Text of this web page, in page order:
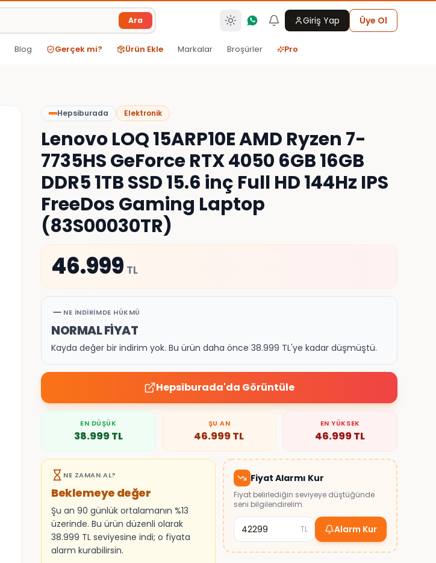
Ara Giriş Yap Üye Ol
Blog Gerçek mi? Ürün Ekle Markalar Broşürler Pro
Hepsiburada Elektronik
Lenovo LOQ 15ARP10E AMD Ryzen 7-
7735HS GeForce RTX 4050 6GB 16GB
DDR5 1TB SSD 15.6 inç Full HD 144Hz IPS
FreeDos Gaming Laptop
(83S00030TR)
46.999 TL
NE İNDIRIMDE HÜKMÜ
NORMAL FİYAT
Kayda değer bir indirim yok. Bu ürün daha önce 38.999 TL'ye kadar düşmüştü.
Hepsiburada'da Görüntüle
EN DÜŞÜK
38.999TL
ŞU AN
46.999TL
EN YÜKSEK
46.999TL
NE ZAMAN AL?
Beklemeye değer
Şu an 90 günlük ortalamanın %13
üzerinde. Bu ürün düzenli olarak
38.999 TL seviyesine indi; o fiyata
alarm kurabilirsin.
Fiyat Alarmı Kur
Fiyat belirlediğin seviyeye düştüğünde
seni bilgilendirelim.
TL Alarm Kur